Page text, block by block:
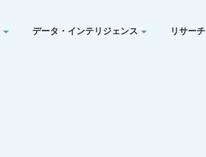
データ・インテリジェンス リサーチ